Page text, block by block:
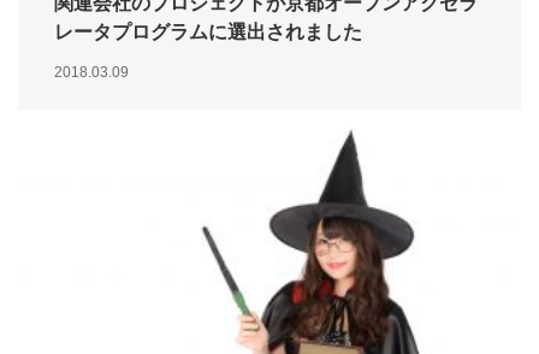
レータプログラムに選出されました
2018.03.09